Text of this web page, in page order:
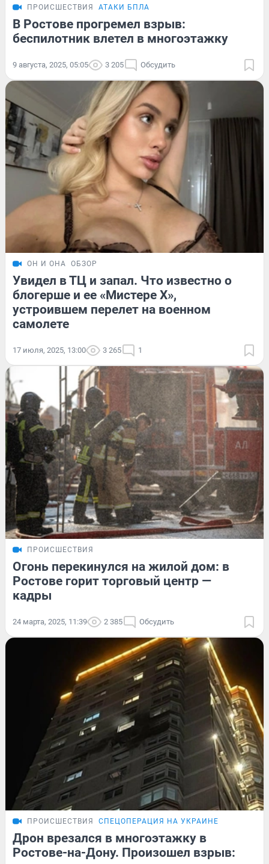
ПРОИСШЕСТВИЯ АТАКИ БПЛА
В Ростове прогремел взрыв:
беспилотник влетел в многоэтажку
9 августа, 2025, 05:05 3 205 Обсудить
ОН И ОНА ОБЗОР
Увидел в ТЦ и запал. Что известно о
блогерше и ее «Мистере Х»,
устроившем перелет на военном
самолете
17 июля, 2025, 13:00 3 265 1
ПРОИСШЕСТВИЯ
Огонь перекинулся на жилой дом: в
Ростове горит торговый центр —
кадры
24 марта, 2025, 11:39 2 385 Обсудить
ПРОИСШЕСТВИЯ СПЕЦОПЕРАЦИЯ НА УКРАИНЕ
Дрон врезался в многоэтажку в
Ростове-на-Дону. Произошел взрыв: